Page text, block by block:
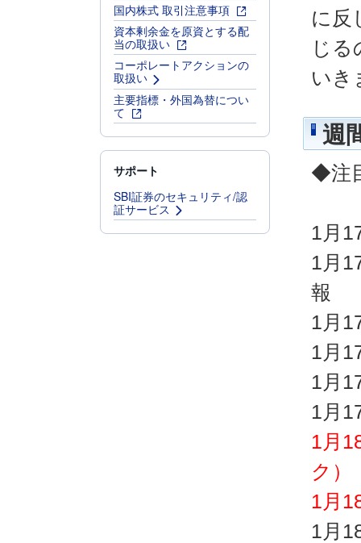
国内株式 取引注意事項
資本剰余金を原資とする配
当の取扱い
コーポレートアクションの
取扱い
主要指標・外国為替につい
て
サポート
SBI証券のセキュリティ/認
証サービス
に反
じる
いき
週
◆注
1月
1月
報
1月
1月
1月
1月
1月
ク）
1月
1月